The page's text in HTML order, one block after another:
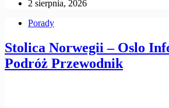
2 sierpnia, 2026
Porady
Stolica Norwegii – Oslo
Podróż Przewodnik